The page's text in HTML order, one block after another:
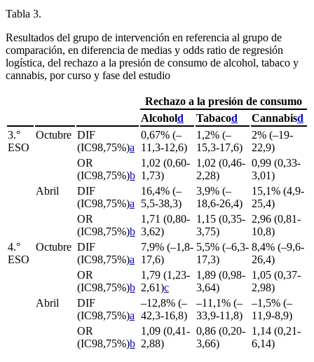
Tabla 3.
Resultados del grupo de intervención en referencia al grupo de
comparación, en diferencia de medias y odds ratio de regresión
logística, del rechazo a la presión de consumo de alcohol, tabaco y
cannabis, por curso y fase del estudio
Rechazo a la presión de consumo
Alcohold Tabacod Cannabisd
3.°
ESO
Octubre DIF
(IC98,75%)a
0,67% (–
11,3-12,6)
1,2% (–
15,3-17,6)
2% (–19-
22,9)
OR
(IC98,75%)b
1,02 (0,60-
1,73)
1,02 (0,46-
2,28)
0,99 (0,33-
3,01)
Abril
DIF
(IC98,75%)a
16,4% (–
5,5-38,3)
3,9% (–
18,6-26,4)
15,1% (4,9-
25,4)
OR
(IC98,75%)b
1,71 (0,80-
3,62)
1,15 (0,35-
3,75)
2,96 (0,81-
10,8)
4.°
ESO
Octubre DIF
(IC98,75%)a
7,9% (–1,8-
17,6)
5,5% (–6,3-
17,3)
8,4% (–9,6-
26,4)
OR
(IC98,75%)b
1,79 (1,23-
2,61)c
1,89 (0,98-
3,64)
1,05 (0,37-
2,98)
Abril
DIF
(IC98,75%)a
–12,8% (–
42,3-16,8)
–11,1% (–
33,9-11,8)
–1,5% (–
11,9-8,9)
OR
(IC98,75%)b
1,09 (0,41-
2,88)
0,86 (0,20-
3,66)
1,14 (0,21-
6,14)